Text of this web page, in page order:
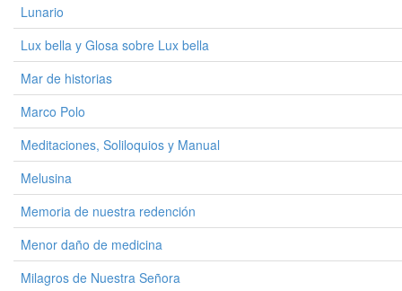
Lunario
Lux bella y Glosa sobre Lux bella
Mar de historias
Marco Polo
Meditaciones, Soliloquios y Manual
Melusina
Memoria de nuestra redención
Menor daño de medicina
Milagros de Nuestra Señora